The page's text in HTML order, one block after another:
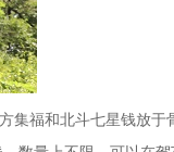
集福和北斗七星钱放于